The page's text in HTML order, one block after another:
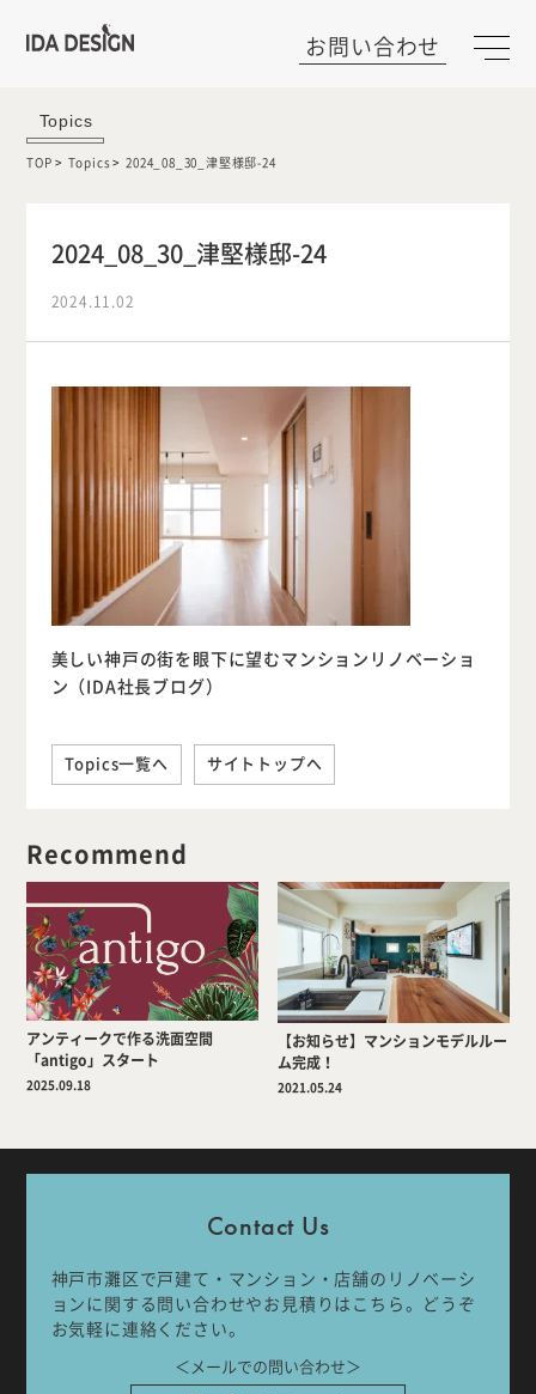
お問い合わせ
Topics
TOP Topics 2024_08_30_津堅様邸-24
2024_08_30_津堅様邸-24
2024.11.02
美しい神戸の街を眼下に望むマンションリノベーショ
ン（IDA社長ブログ）
Topics一覧へ サイトトップへ
Recommend
アンティークで作る洗面空間
「antigo」スタート
2025.09.18
【お知らせ】マンションモデルルー
ム完成！
2021.05.24
Contact Us
神戸市灘区で戸建て・マンション・店舗のリノベーシ
ョンに関する問い合わせやお見積りはこちら。どうぞ
お気軽に連絡ください。
＜メールでの問い合わせ＞
Company
Works
Work Flow
Journal
Topics
Recruit